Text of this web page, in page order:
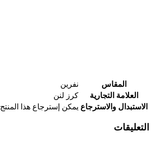
المقاس
نفرين
العلامة التجارية
كرز لنن
الاستبدال والاسترجاع يمكن إسترجاع هذا المنتج
التعليقات